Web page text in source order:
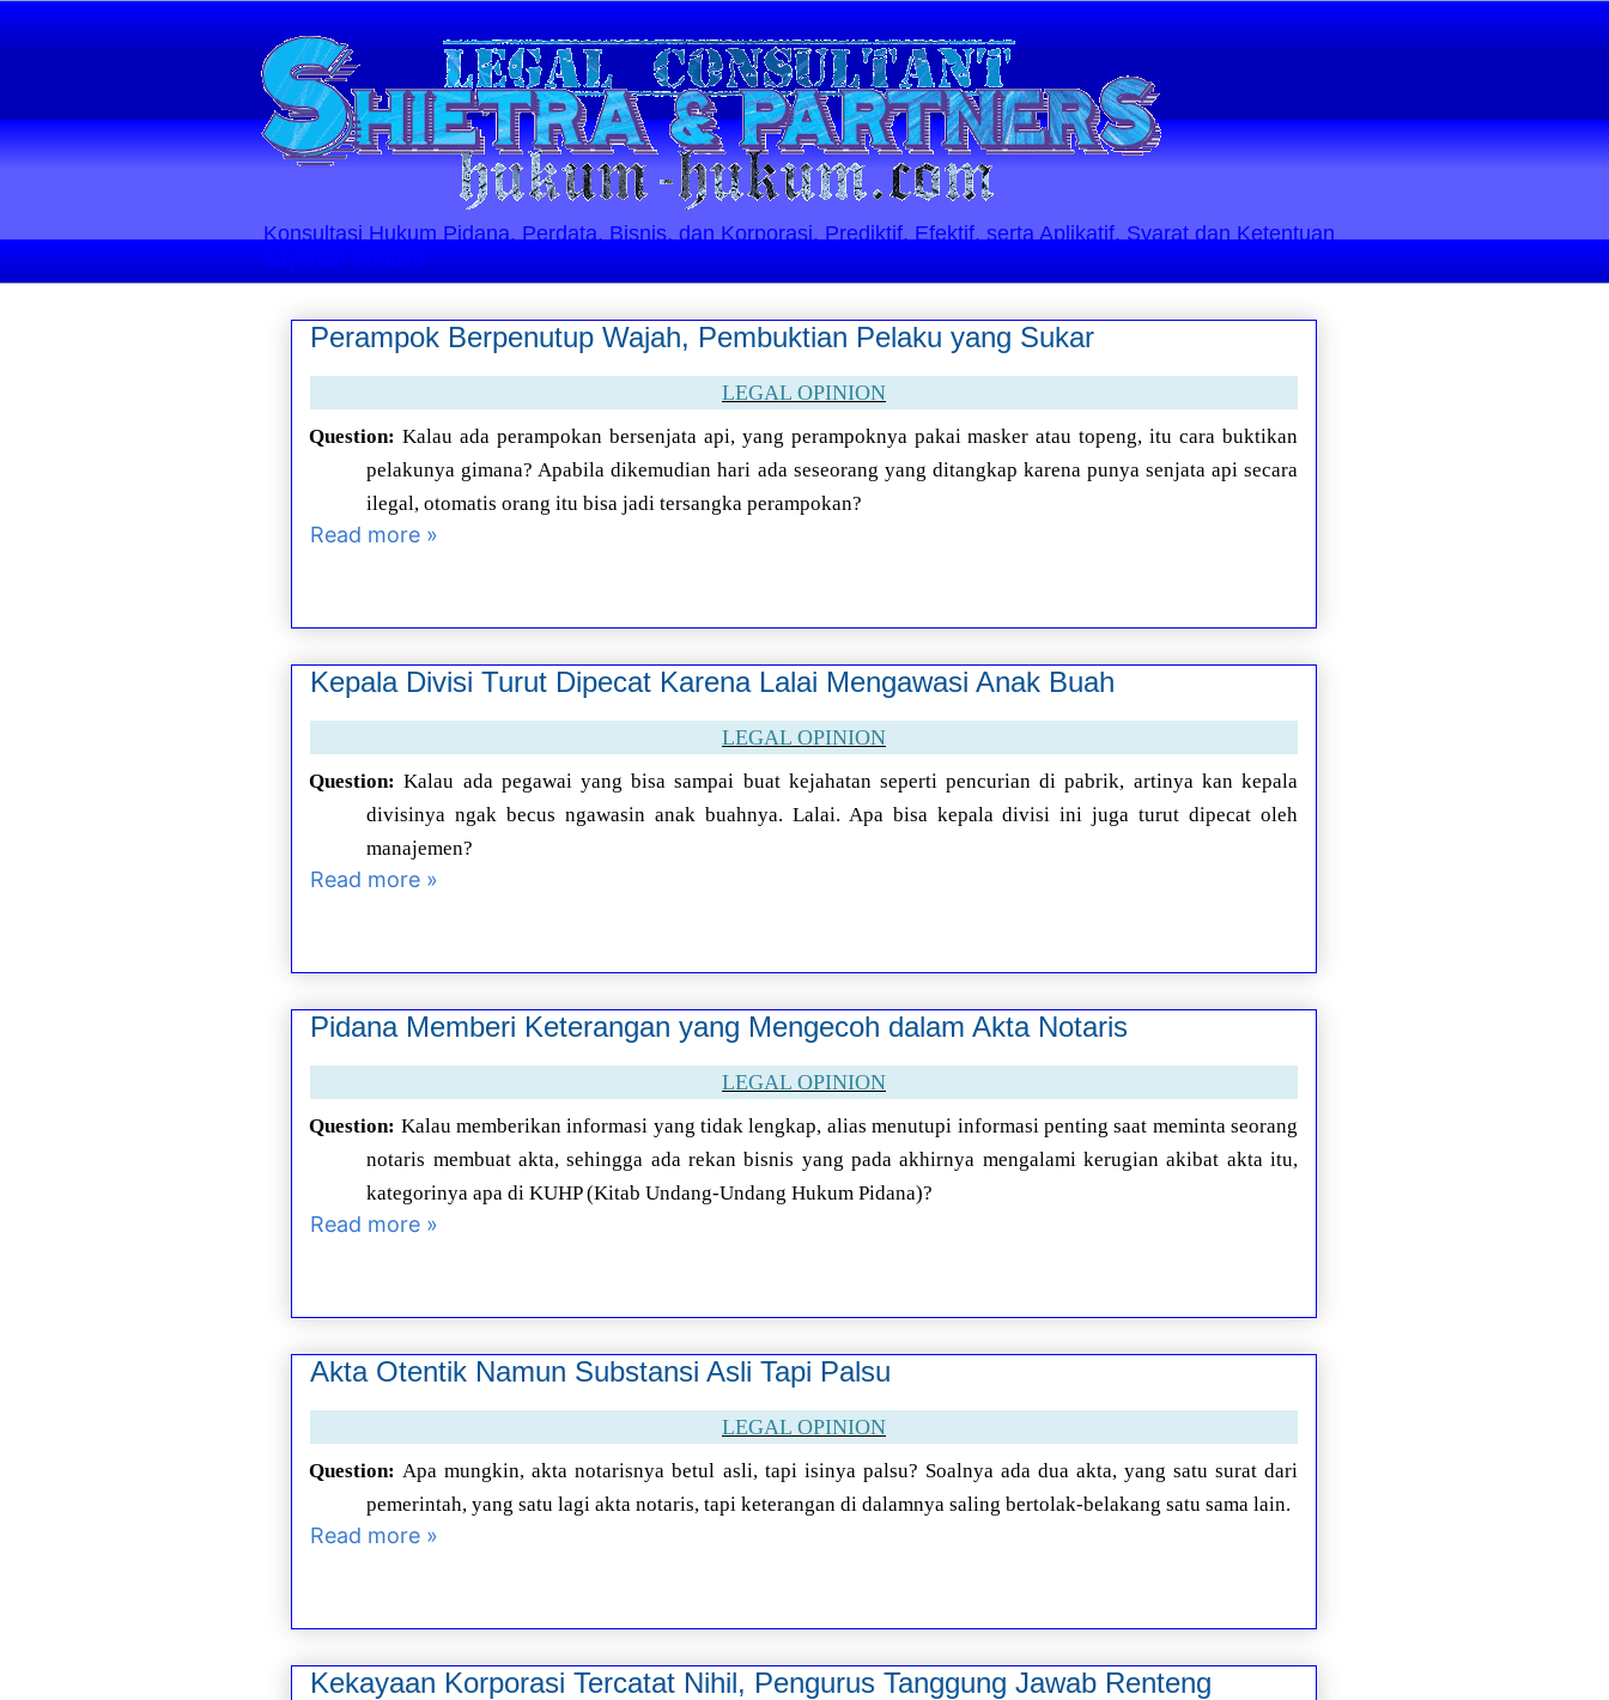
Konsultasi Hukum Pidana, Perdata, Bisnis, dan Korporasi. Prediktif, Efektif, serta Aplikatif. Syarat dan Ketentuan
Layanan Berlaku
Perampok Berpenutup Wajah, Pembuktian Pelaku yang Sukar
LEGAL OPINION
Question: Kalau ada perampokan bersenjata api, yang perampoknya pakai masker atau topeng, itu cara buktikan
pelakunya gimana? Apabila dikemudian hari ada seseorang yang ditangkap karena punya senjata api secara
ilegal, otomatis orang itu bisa jadi tersangka perampokan?
Read more »
Kepala Divisi Turut Dipecat Karena Lalai Mengawasi Anak Buah
LEGAL OPINION
Question: Kalau ada pegawai yang bisa sampai buat kejahatan seperti pencurian di pabrik, artinya kan kepala
divisinya ngak becus ngawasin anak buahnya. Lalai. Apa bisa kepala divisi ini juga turut dipecat oleh
manajemen?
Read more »
Pidana Memberi Keterangan yang Mengecoh dalam Akta Notaris
LEGAL OPINION
Question: Kalau memberikan informasi yang tidak lengkap, alias menutupi informasi penting saat meminta seorang
notaris membuat akta, sehingga ada rekan bisnis yang pada akhirnya mengalami kerugian akibat akta itu,
kategorinya apa di KUHP (Kitab Undang-Undang Hukum Pidana)?
Read more »
Akta Otentik Namun Substansi Asli Tapi Palsu
LEGAL OPINION
Question: Apa mungkin, akta notarisnya betul asli, tapi isinya palsu? Soalnya ada dua akta, yang satu surat dari
pemerintah, yang satu lagi akta notaris, tapi keterangan di dalamnya saling bertolak-belakang satu sama lain.
Read more »
Kekayaan Korporasi Tercatat Nihil, Pengurus Tanggung Jawab Renteng